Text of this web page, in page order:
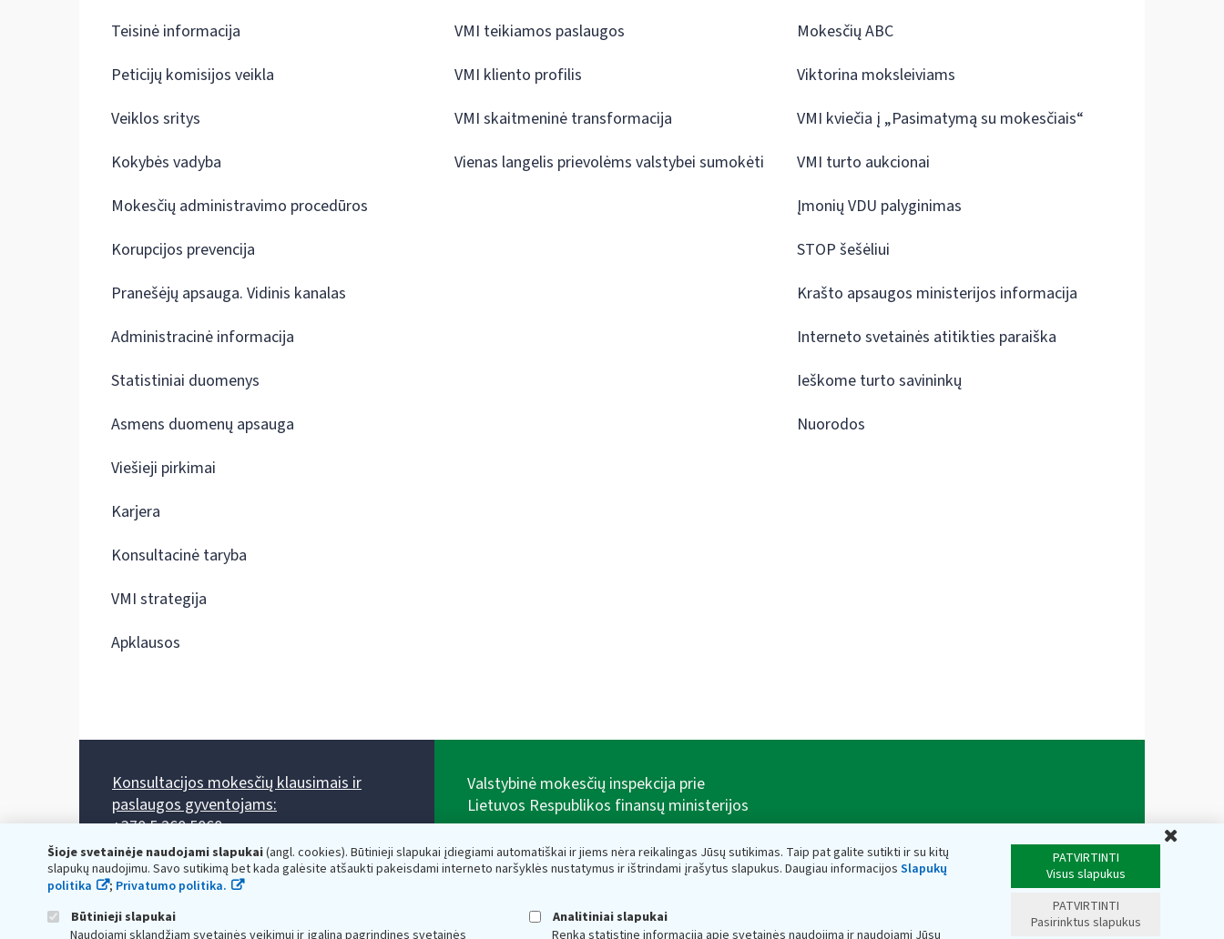
Šioje svetainėje naudojami slapukai(angl. cookies). Būtinieji slapukai įdiegiami automatiškai ir jiems nėra reikalingas Jūsų sutikimas. Taip pat galite sutikti ir su kitų
slapukų naudojimu. Savo sutikimą bet kada galėsite atšaukti pakeisdami interneto naršyklės nustatymus ir ištrindami įrašytus slapukus. Daugiau informacijos Slapukų
politika
; Privatumo politika.
Būtinieji slapukai
Naudojami sklandžiam svetainės veikimui ir įgalina pagrindines svetainės
Analitiniai slapukai
Renka statistinę informaciją apie svetainės naudojimą ir naudojami Jūsų
PATVIRTINTI
Visus slapukus
PATVIRTINTI
Pasirinktus slapukus
Teisinė informacija
Peticijų komisijos veikla
Veiklos sritys
Kokybės vadyba
Mokesčių administravimo procedūros
Korupcijos prevencija
Pranešėjų apsauga. Vidinis kanalas
Administracinė informacija
Statistiniai duomenys
Asmens duomenų apsauga
Viešieji pirkimai
Karjera
Konsultacinė taryba
VMI strategija
Apklausos
VMI teikiamos paslaugos
VMI kliento profilis
VMI skaitmeninė transformacija
Vienas langelis prievolėms valstybei sumokėti
Mokesčių ABC
Viktorina moksleiviams
VMI kviečia į „Pasimatymą su mokesčiais“
VMI turto aukcionai
Įmonių VDU palyginimas
STOP šešėliui
Krašto apsaugos ministerijos informacija
Interneto svetainės atitikties paraiška
Ieškome turto savininkų
Nuorodos
Konsultacijos mokesčių klausimais ir
paslaugos gyventojams:
+370 5 260 5060
Darbo laikas: I-IV 8.00-17.00, V 8.00-15.45.
Prieššventinę dieną - viena valanda trumpiau.
Kiekvieno mėnesio antrą penktadienį 8.00 val. - 12.00 val.
Mano VMI
Valstybinė mokesčių inspekcija prie
Lietuvos Respublikos finansų ministerijos
adresas: Vasario 16-osios g. 14, 01107 Vilnius, Lietuva,
el.paštas:vmi@vmi.lt, E. pristatymo dėžutės adresas
Lietuvos Respublikos finansų ministerijos kaupiami ir
saugomi Juridinių asmenų registre